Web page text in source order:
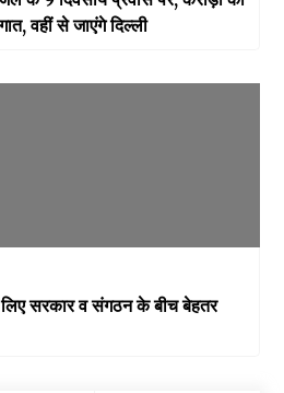
वहीं से जाएंगे दिल्ली
सरकार व संगठन के बीच बेहतर